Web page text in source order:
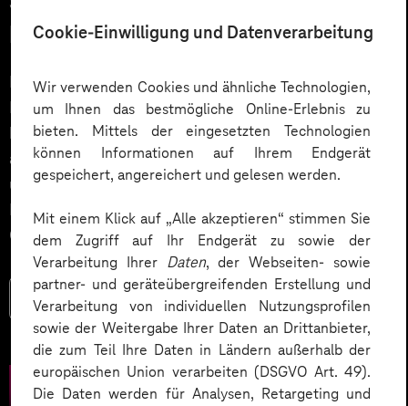
Cookie-Einwilligung und Datenverarbeitung
Wir verwenden Cookies und ähnliche Technologien,
um Ihnen das bestmögliche Online-Erlebnis zu
bieten. Mittels der eingesetzten Technologien
können Informationen auf Ihrem Endgerät
gespeichert, angereichert und gelesen werden.
Mit einem Klick auf „Alle akzeptieren“ stimmen Sie
dem Zugriff auf Ihr Endgerät zu sowie der
Verarbeitung Ihrer Daten, der Webseiten- sowie
partner- und geräteübergreifenden Erstellung und
Verarbeitung von individuellen Nutzungsprofilen
sowie der Weitergabe Ihrer Daten an Drittanbieter,
die zum Teil Ihre Daten in Ländern außerhalb der
europäischen Union verarbeiten (DSGVO Art. 49).
Die Daten werden für Analysen, Retargeting und
Lösungen entwickeln
Ein Podcast über ein lebendiges Netzwerk und die
Förderung von Innovationen im IoT-Umfeld. Wie
können Industrieunternehmen ihre Marktposition
ausbauen und Innovationspotenziale ausschöpfen,
unabhängig von Unternehmensgröße oder
Kompetenz? Indem sie sich zusammenschließen und
Co-Innovationen strategisch fördern.
Mehr lesen